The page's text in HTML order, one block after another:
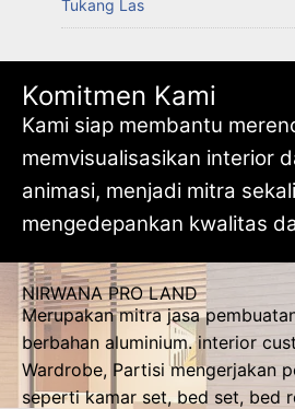
Tukang Las
Komitmen Kami
Kami siap membantu
memvisualisasikan interior
animasi, menjadi mitra
mengedepankan kwalitas
NIRWANA PRO LAND
Merupakan mitra jasa
berbahan aluminium. interior
Wardrobe, Partisi mengerjakan
seperti kamar set, bed set, bed